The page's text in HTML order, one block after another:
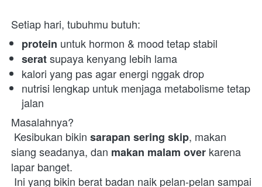
Setiap hari, tubuhmu butuh:
protein untuk hormon & mood tetap stabil
serat supaya kenyang lebih lama
kalori yang pas agar energi nggak drop
nutrisi lengkap untuk menjaga metabolisme tetap
jalan
Masalahnya?
Kesibukan bikin sarapan sering skip, makan
siang seadanya, dan makan malam over karena
lapar banget.